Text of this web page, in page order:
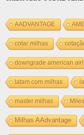
AADVANTAGE
cotar milhas
downgrade american
latam com milhas
master milhas
Milhas AAdvantage